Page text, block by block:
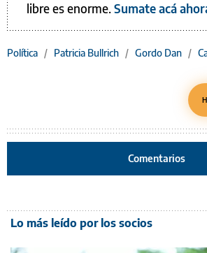
libre es enorme.Sumate acá
Política / Patricia Bullrich / Gordo Dan /
Comentarios
Lo más leído por los socios